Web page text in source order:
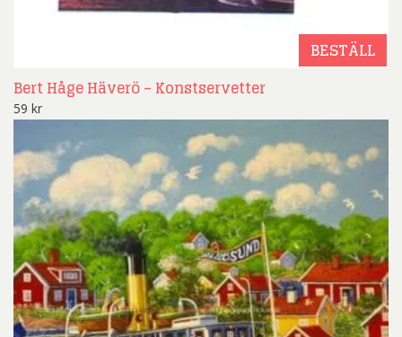
BESTÄLL
Bert Håge Häverö – Konstservetter
59 kr